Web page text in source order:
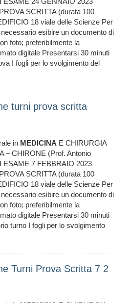
SCRITTA (durata 100
18 viale delle Scienze Per
esibire un documento di
foto; preferibilmente la
digitale Presentarsi 30 minuti
I fogli per lo svolgimento del
turni prova scritta
in MEDICINA E CHIRURGIA
– CHIRONE (Prof. Antonio
ESAME 7 FEBBRAIO 2023
SCRITTA (durata 100
18 viale delle Scienze Per
esibire un documento di
foto; preferibilmente la
digitale Presentarsi 30 minuti
turno I fogli per lo svolgimento
Turni Prova Scritta 7 2